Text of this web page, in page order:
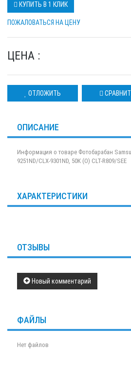
КУПИТЬ В 1 КЛИК
ПОЖАЛОВАТЬСЯ НА ЦЕНУ
ЦЕНА :
ОТЛОЖИТЬ
ОПИСАНИЕ
Информация о товаре Фотобарабан
9251ND/CLX-9301ND, 50К (О) CLT-R809/SEE
ХАРАКТЕРИСТИКИ
ОТЗЫВЫ
Новый комментарий
ФАЙЛЫ
Нет файлов